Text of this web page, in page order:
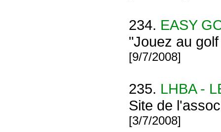
234. EASY
"Jouez au
[9/7/2008]
235. LHBA -
Site de
[3/7/2008]